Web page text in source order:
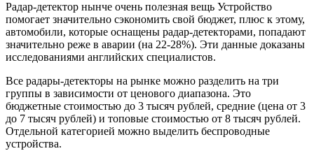
Радар-детектор нынче очень полезная вещь Устройство
помогает значительно сэкономить свой бюджет, плюс к этому,
автомобили, которые оснащены радар-детекторами, попадают
значительно реже в аварии (на 22-28%). Эти данные доказаны
исследованиями английских специалистов.
Все радары-детекторы на рынке можно разделить на три
группы в зависимости от ценового диапазона. Это
бюджетные стоимостью до 3 тысяч рублей, средние (цена от 3
до 7 тысяч рублей) и топовые стоимостью от 8 тысяч рублей.
Отдельной категорией можно выделить беспроводные
устройства.